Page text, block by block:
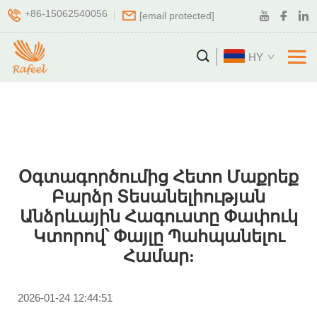
+86-15062540056 [email protected]
HY
Օգտագործումից Հետո Մաքրեք
Բարձր Տեսանելիության
Անձրևային Հագուստը Փափուկ
Կտորով՝ Փայլը Պահպանելու
Համար:
2026-01-24 12:44:51